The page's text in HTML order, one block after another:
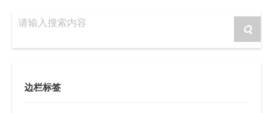
请输入搜索内容
边栏标签